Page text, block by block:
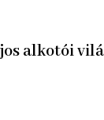
alkotói